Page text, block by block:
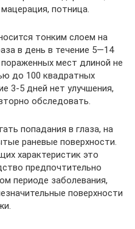
потница.
тонким слоем на
в день в течение 5—14
мест длиной не
до 100 квадратных
3-5 дней нет улучшения,
обследовать.
попадания в глаза, на
раневые поверхности.
характеристик это
предпочтительно
периоде заболевания,
поверхности